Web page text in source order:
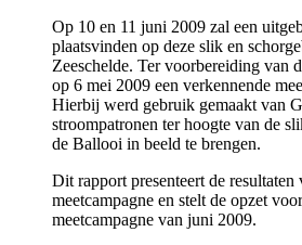
Op 10 en 11 juni 2009 zal een
plaatsvinden op deze slik en
Zeeschelde. Ter voorbereiding van
op 6 mei 2009 een verkennende
Hierbij werd gebruik gemaakt van
stroompatronen ter hoogte van de
de Ballooi in beeld te brengen.
Dit rapport presenteert de resultaten
meetcampagne en stelt de opzet
meetcampagne van juni 2009.